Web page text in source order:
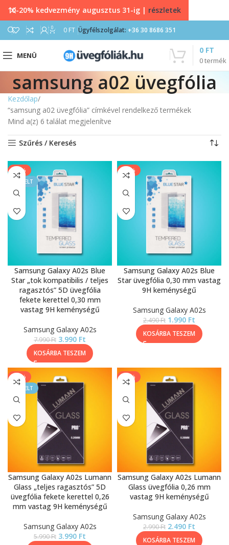
0 0 FT Ügyfélszolgálat: +36 30 8686 351
MENÜ
0termék
0 FT
samsung a02 üvegfólia
Kezdőlap
“samsung a02 üvegfólia” címkével rendelkező termékek
Mind a(z) 6 találat megjelenítve
Szűrés / Keresés
-50%
KIEMELT
Samsung Galaxy A02s Blue
Star „tok kompatibilis / teljes
ragasztós” 5D üvegfólia
fekete kerettel 0,30 mm
vastag 9H keménységű
Samsung Galaxy A02s
7.990Ft 3.990 Ft
KOSÁRBA TESZEM
-20%
Samsung Galaxy A02s Blue
Star üvegfólia 0,30 mm vastag
9H keménységű
Samsung Galaxy A02s
2.490Ft 1.990 Ft
KOSÁRBA TESZEM
-33%
KIEMELT
Samsung Galaxy A02s Lumann
Glass „teljes ragasztós” 5D
üvegfólia fekete kerettel 0,26
mm vastag 9H keménységű
Samsung Galaxy A02s
5.990Ft 3.990 Ft
-17%
Samsung Galaxy A02s Lumann
Glass üvegfólia 0,26 mm
vastag 9H keménységű
Samsung Galaxy A02s
2.990Ft 2.490 Ft
KOSÁRBA TESZEM
10-20% kedvezmény augusztus 31-ig | részletek